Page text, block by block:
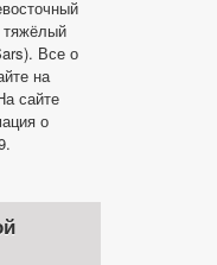
тяжёлый
Все о
на
сайте
о